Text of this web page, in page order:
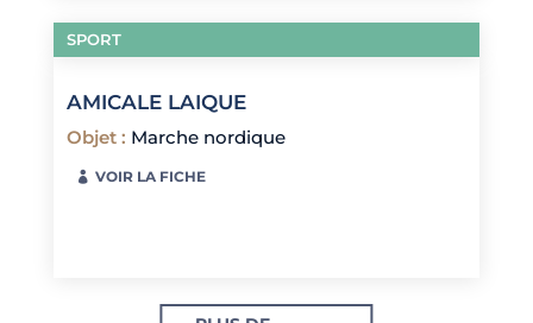
SPORT
AMICALE LAIQUE
Objet : Marche nordique
VOIR LA FICHE